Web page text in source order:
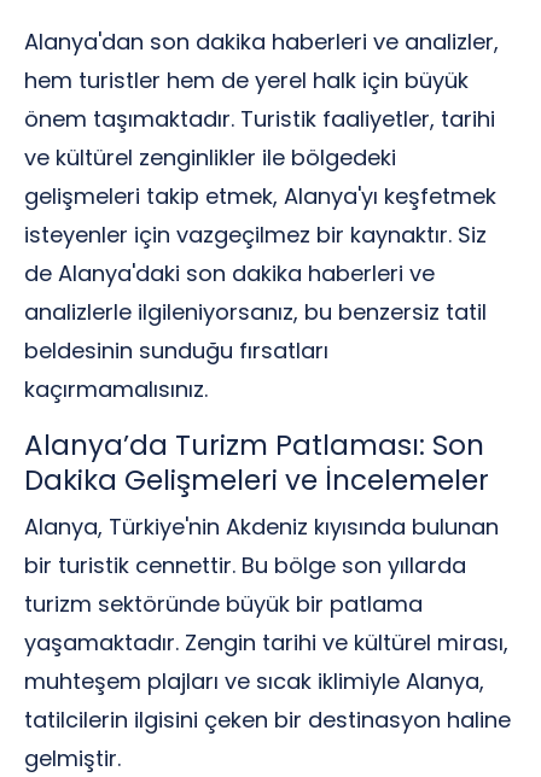
Alanya'dan son dakika haberleri ve analizler,
hem turistler hem de yerel halk için büyük
önem taşımaktadır. Turistik faaliyetler, tarihi
ve kültürel zenginlikler ile bölgedeki
gelişmeleri takip etmek, Alanya'yı keşfetmek
isteyenler için vazgeçilmez bir kaynaktır. Siz
de Alanya'daki son dakika haberleri ve
analizlerle ilgileniyorsanız, bu benzersiz tatil
beldesinin sunduğu fırsatları
kaçırmamalısınız.
Alanya’da Turizm Patlaması: Son
Dakika Gelişmeleri ve İncelemeler
Alanya, Türkiye'nin Akdeniz kıyısında bulunan
bir turistik cennettir. Bu bölge son yıllarda
turizm sektöründe büyük bir patlama
yaşamaktadır. Zengin tarihi ve kültürel mirası,
muhteşem plajları ve sıcak iklimiyle Alanya,
tatilcilerin ilgisini çeken bir destinasyon haline
gelmiştir.